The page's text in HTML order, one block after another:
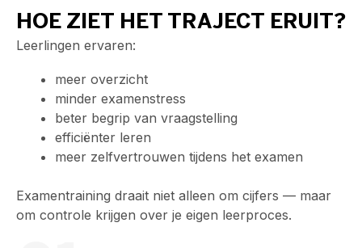
HOE ZIET HET TRAJECT ERUIT?
Leerlingen ervaren:
meer overzicht
minder examenstress
beter begrip van vraagstelling
efficiënter leren
meer zelfvertrouwen tijdens het examen
Examentraining draait niet alleen om cijfers — maar
om controle krijgen over je eigen leerproces.